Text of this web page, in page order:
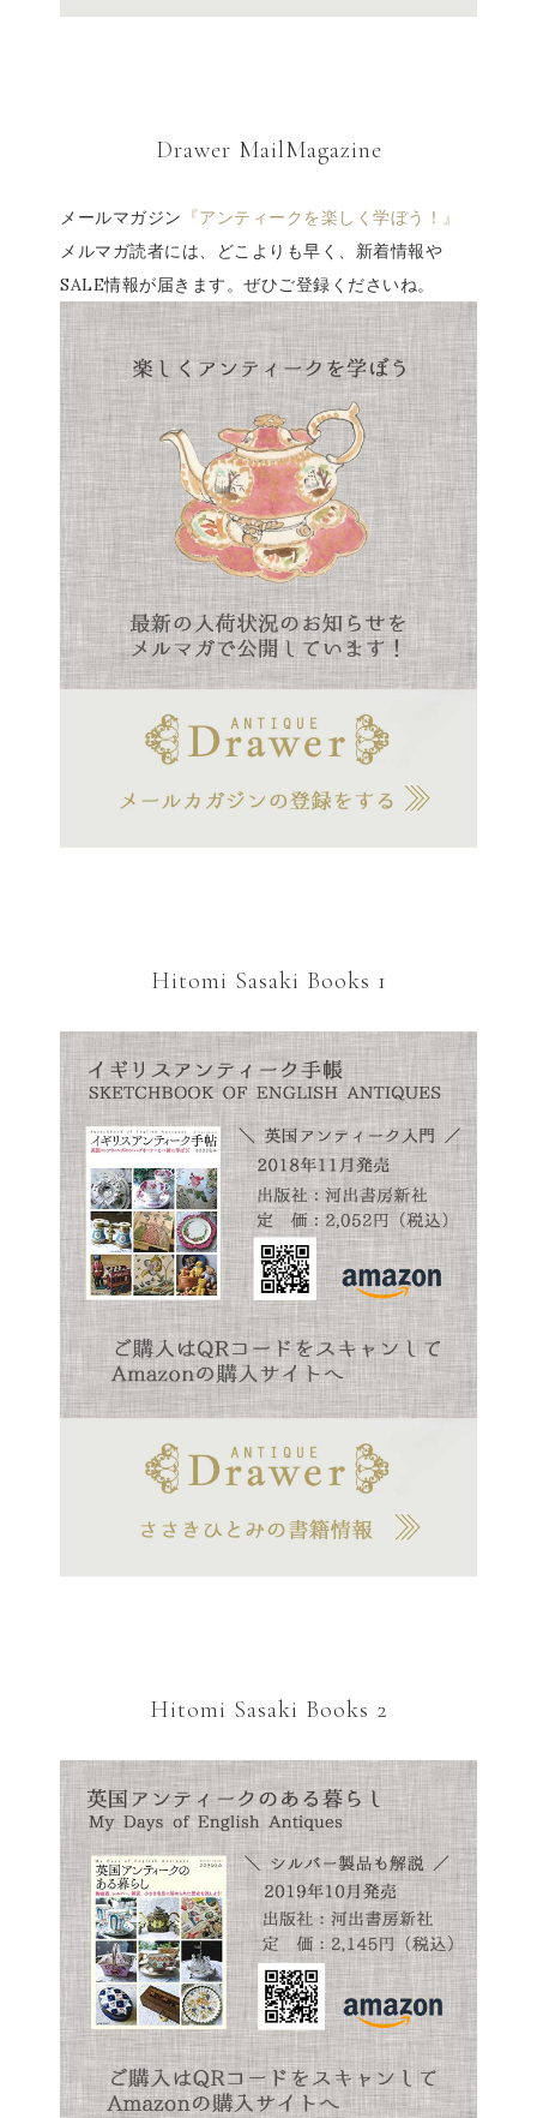
Drawer MailMagazine
メールマガジン 『アンティークを楽しく学ぼう！』
メルマガ読者には、どこよりも早く、新着情報や
SALE情報が届きます。ぜひご登録くださいね。
Hitomi Sasaki Books 1
Hitomi Sasaki Books 2